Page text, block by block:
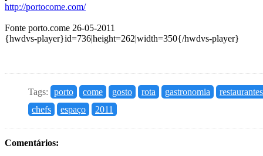
http://portocome.com/
Fonte porto.come 26-05-2011
{hwdvs-player}id=736|height=262|width=350{/hwdvs-player}
Tags: porto come gosto rota gastronomia restaurantes
chefs
espaço 2011
Comentários: